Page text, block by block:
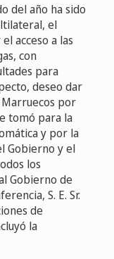
del año ha sido
el
acceso a las
con
para
deseo dar
Marruecos por
tomó para la
y por la
Gobierno y el
los
Gobierno de
S. E. Sr.
de
la